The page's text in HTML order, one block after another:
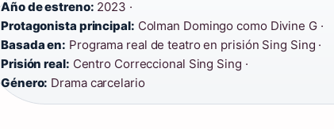
Año de estreno: 2023 ·
Protagonista principal: Colman Domingo como Divine G ·
Basada en: Programa real de teatro en prisión Sing Sing ·
Prisión real: Centro Correccional Sing Sing ·
Género: Drama carcelario